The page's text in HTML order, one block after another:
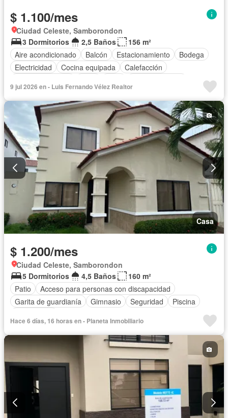
$ 1.100/mes
Ciudad Celeste, Samborondon
3 Dormitorios
2,5 Baños
156 m²
Aire acondicionado
Balcón Estacionamiento
Bodega
Electricidad
Cocina equipada
Calefacción
Conserje
Acceso para personas con discapacidad
Jardín
Parrilla
Garita de guardianía Gimnasio
Seguridad
Piscina
Sin amoblar
9 jul 2026 en - Luis Fernando Vélez Realtor
Casa
$ 1.200/mes
Ciudad Celeste, Samborondon
5 Dormitorios
4,5 Baños
160 m²
Patio
Acceso para personas con discapacidad
Garita de guardianía
Gimnasio Seguridad
Piscina
Hace 6 días, 16 horas en - Planeta Inmobiliario